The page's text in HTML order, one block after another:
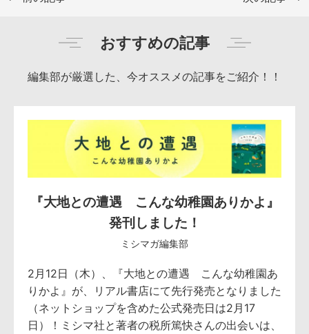
おすすめの記事
編集部が厳選した、今オススメの記事をご紹介！！
『大地との遭遇 こんな幼稚園ありかよ』
発刊しました！
ミシマガ編集部
2月12日（木）、『大地との遭遇 こんな幼稚園あ
りかよ』が、リアル書店にて先行発売となりました
（ネットショップを含めた公式発売日は2月17
日）！ミシマ社と著者の税所篤快さんの出会いは、